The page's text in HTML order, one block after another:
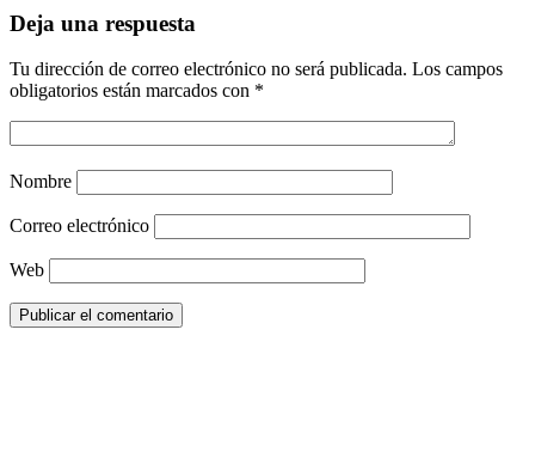
Deja una respuesta
Tu dirección de correo electrónico no será publicada. Los campos
obligatorios están marcados con *
Nombre
Correo electrónico
Web